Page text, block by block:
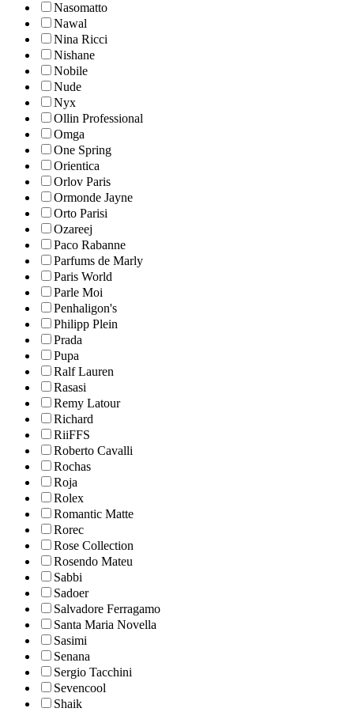
Nasomatto
Nawal
Nina Ricci
Nishane
Nobile
Nude
Nyx
Ollin Professional
Omga
One Spring
Orientica
Orlov Paris
Ormonde Jayne
Orto Parisi
Ozareej
Paco Rabanne
Parfums de Marly
Paris World
Parle Moi
Penhaligon's
Philipp Plein
Prada
Pupa
Ralf Lauren
Rasasi
Remy Latour
Richard
RiiFFS
Roberto Cavalli
Rochas
Roja
Rolex
Romantic Matte
Rorec
Rose Collection
Rosendo Mateu
Sabbi
Sadoer
Salvadore Ferragamo
Santa Maria Novella
Sasimi
Senana
Sergio Tacchini
Sevencool
Shaik